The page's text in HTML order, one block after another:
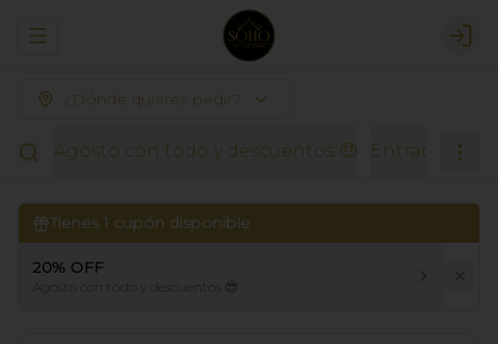
Abrir menu de navegación
¿Dónde quieres pedir?
Agosto con todo y descuentos 🤑 Entradas
Tienes 1 cupón disponible
20% OFF
Agosto con todo y descuentos 😎